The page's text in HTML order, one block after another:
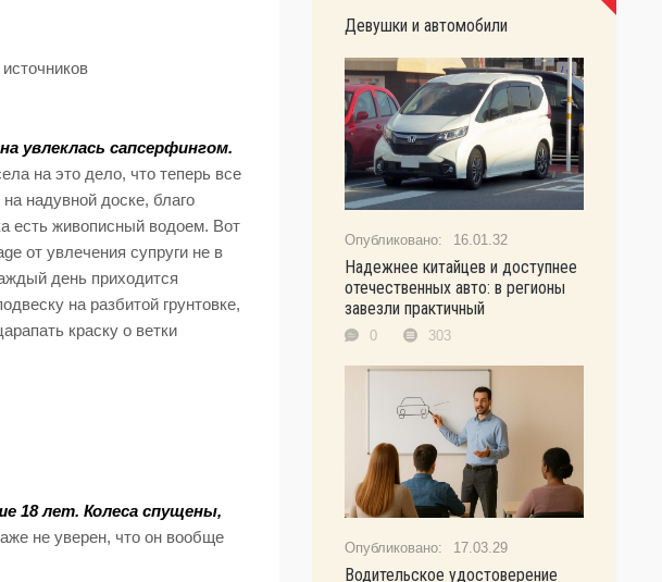
увлеклась сапсерфингом.
на это дело, что теперь все
надувной доске, благо
есть живописный водоем. Вот
от увлечения супруги не в
день приходится
на разбитой грунтовке,
краску о ветки
18 лет. Колеса спущены,
не уверен, что он вообще
Девушки и автомобили
16.01.32
Надежнее китайцев и доступнее
отечественных авто: в регионы
завезли практичный
0 303
17.03.29
Водительское удостоверение